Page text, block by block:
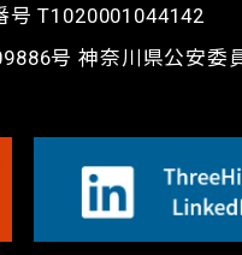
号 T1020001044142
号 神奈川県公安委